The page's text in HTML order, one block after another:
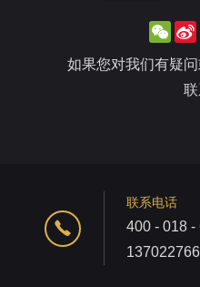
如果您对我们有疑
联系电话
400 - 018 -